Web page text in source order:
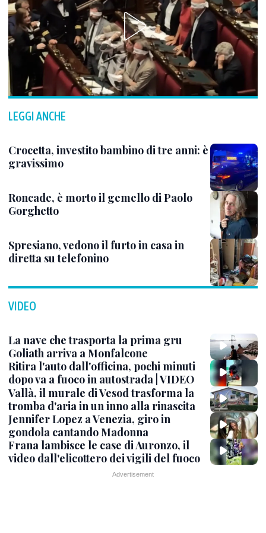
LEGGI ANCHE
Crocetta, investito bambino di tre anni: è
gravissimo
Roncade, è morto il gemello di Paolo
Gorghetto
Spresiano, vedono il furto in casa in
diretta su telefonino
VIDEO
La nave che trasporta la prima gru
Goliath arriva a Monfalcone
Ritira l'auto dall'officina, pochi minuti
dopo va a fuoco in autostrada | VIDEO
Vallà, il murale di Vesod trasforma la
tromba d'aria in un inno alla rinascita
Jennifer Lopez a Venezia, giro in
gondola cantando Madonna
Frana lambisce le case di Auronzo, il
video dall'elicottero dei vigili del fuoco